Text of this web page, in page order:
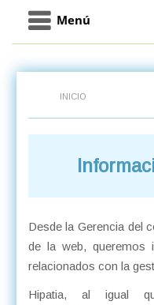
Menú
INICIO
Desde la Gerencia del
de la web, queremos
relacionados con la
Hipatia, al igual